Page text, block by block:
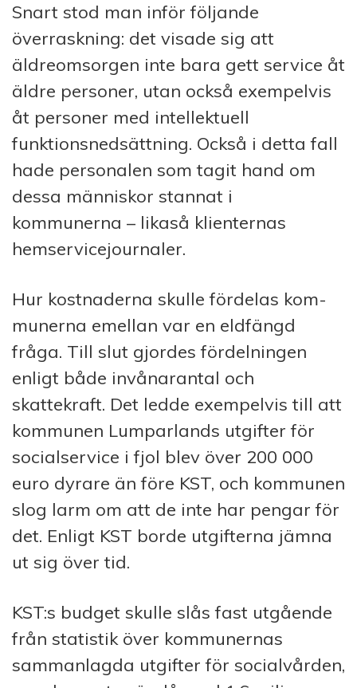
Snart stod man inför följande
överraskning: det visade sig att
äldreomsorgen inte bara gett service åt
äldre personer, utan också exempelvis
åt personer med intellektuell
funktionsned­sät­tning. Också i detta fall
hade personalen som tagit hand om
dessa människor stannat i
kommunerna – likaså klienternas
hemservicejournaler.
Hur kostnaderna skulle fördelas kom­
mun­erna emellan var en eldfängd
fråga. Till slut gjordes fördelningen
enligt både invånarantal och
skattekraft. Det ledde exempelvis till att
kommunen Lumparlands utgifter för
social­service i fjol blev över 200 000
euro dyrare än före KST, och kommunen
slog larm om att de inte har pengar för
det. Enligt KST borde utgifterna jämna
ut sig över tid.
KST:s budget skulle slås fast utgående
från statistik över kom­mun­ernas
samman­lagda ut­gift­er för social­vården,